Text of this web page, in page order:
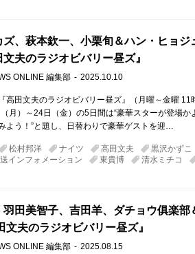
ズ、萩本欽一、小栗旬＆ハン・ヒョジ
夫のラジオビバリー昼ズ』
ONLINE 編集部 2025.10.10
高田文夫のラジオビバリー昼ズ』（月曜～金曜 11
月）～24日（金）の5日間は“豪華スターが登場か
よう！”と題し、日替わりで豪華ゲストを迎…
松村邦洋 ナイツ 高田文夫 黒沢かずこ
インフォメーション
東貴博 清水ミチコ
羽田美智子、吉田羊、ダチョウ俱楽部
文夫のラジオビバリー昼ズ』
ONLINE 編集部 2025.08.15